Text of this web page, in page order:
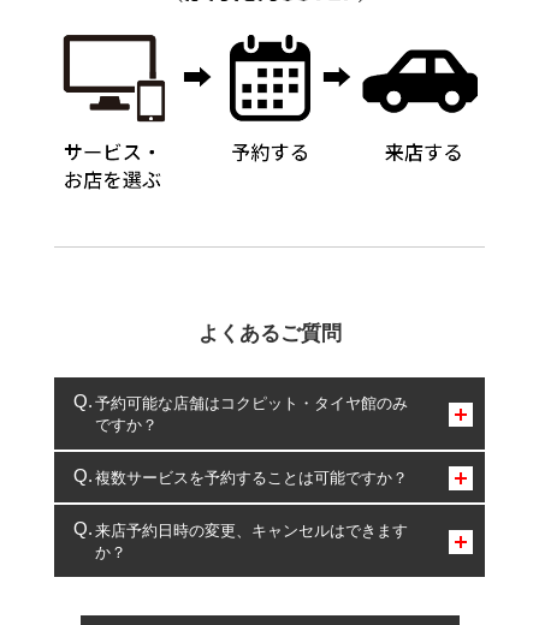
よくあるご質問
予約可能な店舗はコクピット・タイヤ館のみ
ですか？
コクピット・タイヤ館のみとなります。
複数サービスを予約することは可能ですか？
複数サービスのご予約は可能です。
一部の商品・サービスの組み合わせに限り、同時にご予約が
出来ないものもございます。
来店予約日時の変更、キャンセルはできます
か？